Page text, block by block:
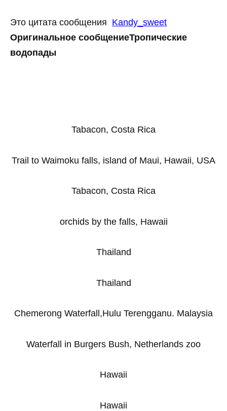
Это цитата сообщения Kandy_sweet
Оригинальное сообщениеТропические
водопады
Tabacon, Costa Rica
Trail to Waimoku falls, island of Maui, Hawaii, USA
Tabacon, Costa Rica
orchids by the falls, Hawaii
Thailand
Thailand
Chemerong Waterfall,Hulu Terengganu. Malaysia
Waterfall in Burgers Bush, Netherlands zoo
Hawaii
Hawaii